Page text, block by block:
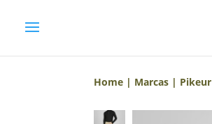
Home | Marcas | Pikeur